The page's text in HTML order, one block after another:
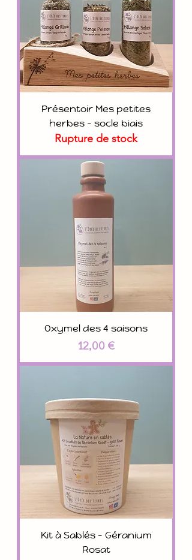
Présentoir Mes petites
herbes - socle biais
Rupture de stock
Oxymel des 4 saisons
Prix
12,00 €
Kit à Sablés - Géranium
Rosat